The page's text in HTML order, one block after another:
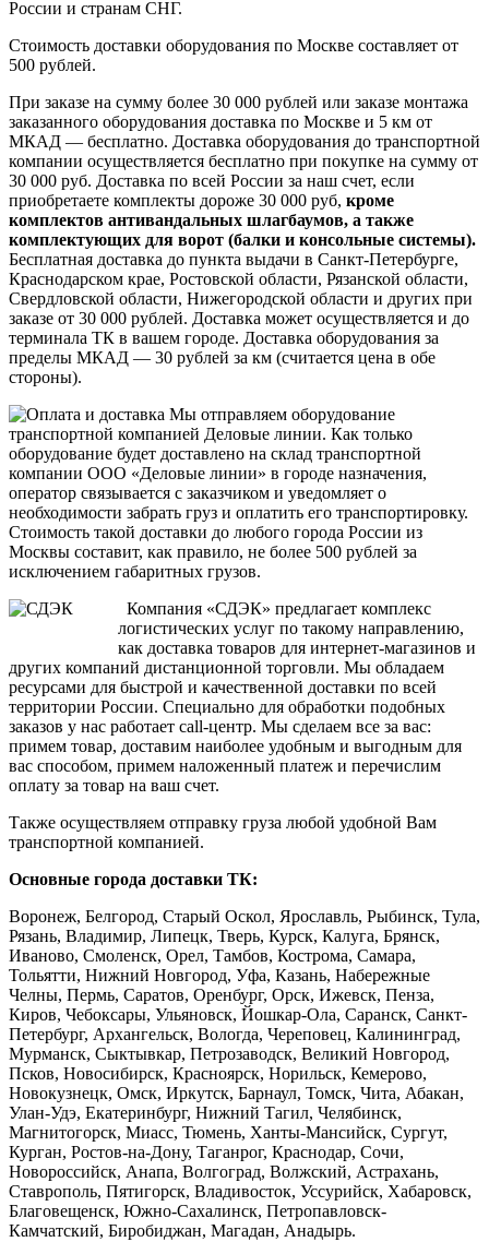
России и странам СНГ.
Стоимость доставки оборудования по Москве составляет от
500 рублей.
При заказе на сумму более 30 000 рублей или заказе монтажа
заказанного оборудования доставка по Москве и 5 км от
МКАД — бесплатно. Доставка оборудования до транспортной
компании осуществляется бесплатно при покупке на сумму от
30 000 руб. Доставка по всей России за наш счет, если
приобретаете комплекты дороже 30 000 руб, кроме
комплектов антивандальных шлагбаумов, а также
комплектующих для ворот (балки и консольные системы).
Бесплатная доставка до пункта выдачи в Санкт-Петербурге,
Краснодарском крае, Ростовской области, Рязанской области,
Свердловской области, Нижегородской области и других при
заказе от 30 000 рублей. Доставка может осуществляется и до
терминала ТК в вашем городе. Доставка оборудования за
пределы МКАД — 30 рублей за км (считается цена в обе
стороны).
Мы отправляем оборудование
транспортной компанией Деловые линии. Как только
оборудование будет доставлено на склад транспортной
компании ООО «Деловые линии» в городе назначения,
оператор связывается с заказчиком и уведомляет о
необходимости забрать груз и оплатить его транспортировку.
Стоимость такой доставки до любого города России из
Москвы составит, как правило, не более 500 рублей за
исключением габаритных грузов.
Компания «СДЭК» предлагает комплекс
логистических услуг по такому направлению,
как доставка товаров для интернет-магазинов и
других компаний дистанционной торговли. Мы обладаем
ресурсами для быстрой и качественной доставки по всей
территории России. Специально для обработки подобных
заказов у нас работает call-центр. Мы сделаем все за вас:
примем товар, доставим наиболее удобным и выгодным для
вас способом, примем наложенный платеж и перечислим
оплату за товар на ваш счет.
Также осуществляем отправку груза любой удобной Вам
транспортной компанией.
Основные города доставки ТК:
Воронеж, Белгород, Старый Оскол, Ярославль, Рыбинск, Тула,
Рязань, Владимир, Липецк, Тверь, Курск, Калуга, Брянск,
Иваново, Смоленск, Орел, Тамбов, Кострома, Самара,
Тольятти, Нижний Новгород, Уфа, Казань, Набережные
Челны, Пермь, Саратов, Оренбург, Орск, Ижевск, Пенза,
Киров, Чебоксары, Ульяновск, Йошкар-Ола, Саранск, Санкт-
Петербург, Архангельск, Вологда, Череповец, Калининград,
Мурманск, Сыктывкар, Петрозаводск, Великий Новгород,
Псков, Новосибирск, Красноярск, Норильск, Кемерово,
Новокузнецк, Омск, Иркутск, Барнаул, Томск, Чита, Абакан,
Улан-Удэ, Екатеринбург, Нижний Тагил, Челябинск,
Магнитогорск, Миасс, Тюмень, Ханты-Мансийск, Сургут,
Курган, Ростов-на-Дону, Таганрог, Краснодар, Сочи,
Новороссийск, Анапа, Волгоград, Волжский, Астрахань,
Ставрополь, Пятигорск, Владивосток, Уссурийск, Хабаровск,
Благовещенск, Южно-Сахалинск, Петропавловск-
Камчатский, Биробиджан, Магадан, Анадырь.